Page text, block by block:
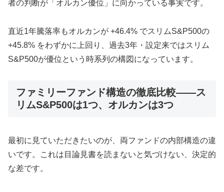
者の判断が「オルカン優位」に向かっている事実です。
直近1年騰落率もオルカンが +46.4% でスリムS&P500の
+45.8% をわずかに上回り、過去3年・設定来ではスリム
S&P500が優位という時系列の構図になっています。
ファミリーファンド構造の徹底比較——ス
リムS&P500は1つ、オルカンは3つ
最初に見ていただきたいのが、両ファンドの内部構造の違
いです。これは目論見書を読まないと気づけない、決定的
な差です。